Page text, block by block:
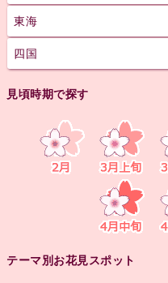
東海
四国
見頃時期で探す
テーマ別お花見スポット